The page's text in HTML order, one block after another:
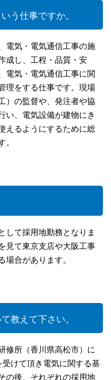
う仕事ですか。
電気・電気通信工事の施
成し、工程・品質・安
電気・電気通信工事に関
理をする仕事です。現場
）の監督や、発注者や協
い、電気設備が建物にき
えるようにするために総
して採用地勤務となりま
見て東京支店や大阪工事
合があります。
教えて下さい。
修所（香川県高松市）に
けて頂き電気に関する基
の後、それぞれの採用地